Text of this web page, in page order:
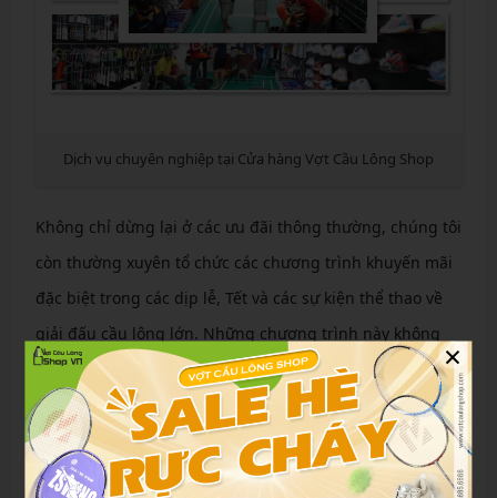
Dịch vụ chuyên nghiệp tại Cửa hàng Vợt Cầu Lông Shop
Không chỉ dừng lại ở các ưu đãi thông thường, chúng tôi
còn thường xuyên tổ chức các chương trình khuyến mãi
đặc biệt trong các dịp lễ, Tết và các sự kiện thể thao về
giải đấu cầu lông lớn. Những chương trình này không
chỉ giúp khách hàng tiết kiệm chi phí mà còn mang lại
cơ hội sở hữu những sản phẩm cao cấp với giá ưu đãi.
Mua sắm thoải mái và cam kết hậu mãi tại cửa
hàng của chúng tôi
×